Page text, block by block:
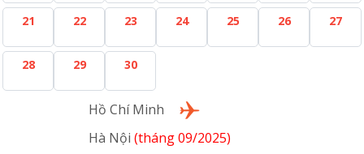
21 22 23 24 25 26 27
28 29 30
Hồ Chí Minh
Hà Nội (tháng 09/2025)